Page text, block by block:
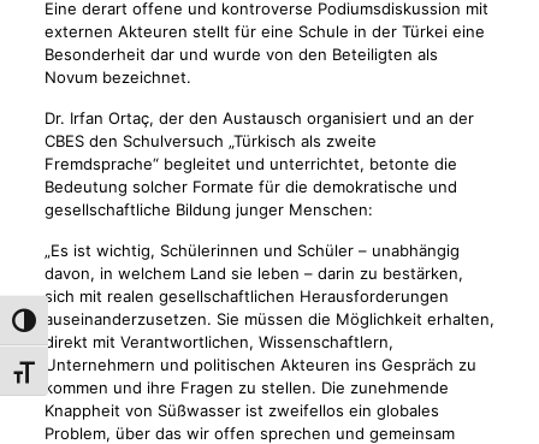
Umschalten auf hohe Kontraste
Schrift vergrößern
Eine derart offene und kontroverse Podiumsdiskussion mit
externen Akteuren stellt für eine Schule in der Türkei eine
Besonderheit dar und wurde von den Beteiligten als
Novum bezeichnet.
Dr. Irfan Ortaç, der den Austausch organisiert und an der
CBES den Schulversuch „Türkisch als zweite
Fremdsprache“ begleitet und unterrichtet, betonte die
Bedeutung solcher Formate für die demokratische und
gesellschaftliche Bildung junger Menschen:
„Es ist wichtig, Schülerinnen und Schüler – unabhängig
davon, in welchem Land sie leben – darin zu bestärken,
sich mit realen gesellschaftlichen Herausforderungen
auseinanderzusetzen. Sie müssen die Möglichkeit erhalten,
direkt mit Verantwortlichen, Wissenschaftlern,
Unternehmern und politischen Akteuren ins Gespräch zu
kommen und ihre Fragen zu stellen. Die zunehmende
Knappheit von Süßwasser ist zweifellos ein globales
Problem, über das wir offen sprechen und gemeinsam